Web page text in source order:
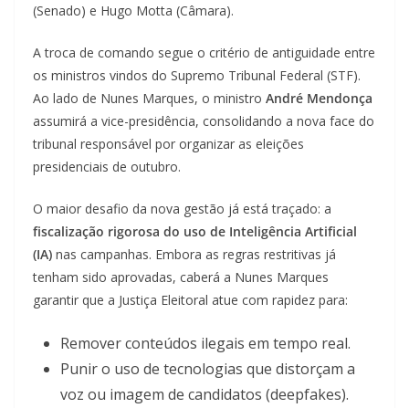
(Senado) e Hugo Motta (Câmara).
A troca de comando segue o critério de antiguidade entre
os ministros vindos do Supremo Tribunal Federal (STF).
Ao lado de Nunes Marques, o ministro André Mendonça
assumirá a vice-presidência, consolidando a nova face do
tribunal responsável por organizar as eleições
presidenciais de outubro.
O maior desafio da nova gestão já está traçado: a
fiscalização rigorosa do uso de Inteligência Artificial
(IA) nas campanhas. Embora as regras restritivas já
tenham sido aprovadas, caberá a Nunes Marques
garantir que a Justiça Eleitoral atue com rapidez para:
Remover conteúdos ilegais em tempo real.
Punir o uso de tecnologias que distorçam a
voz ou imagem de candidatos (deepfakes).